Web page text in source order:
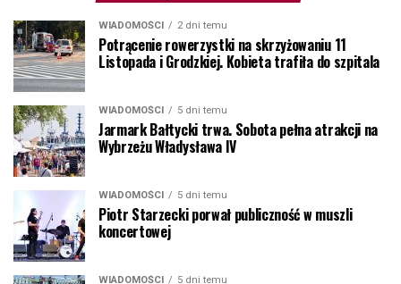
WIADOMOŚCI 2 dni temu
Potrącenie rowerzystki na skrzyżowaniu 11
Listopada i Grodzkiej. Kobieta trafiła do szpitala
WIADOMOŚCI 5 dni temu
Jarmark Bałtycki trwa. Sobota pełna atrakcji na
Wybrzeżu Władysława IV
WIADOMOŚCI 5 dni temu
Piotr Starzecki porwał publiczność w muszli
koncertowej
WIADOMOŚCI 5 dni temu